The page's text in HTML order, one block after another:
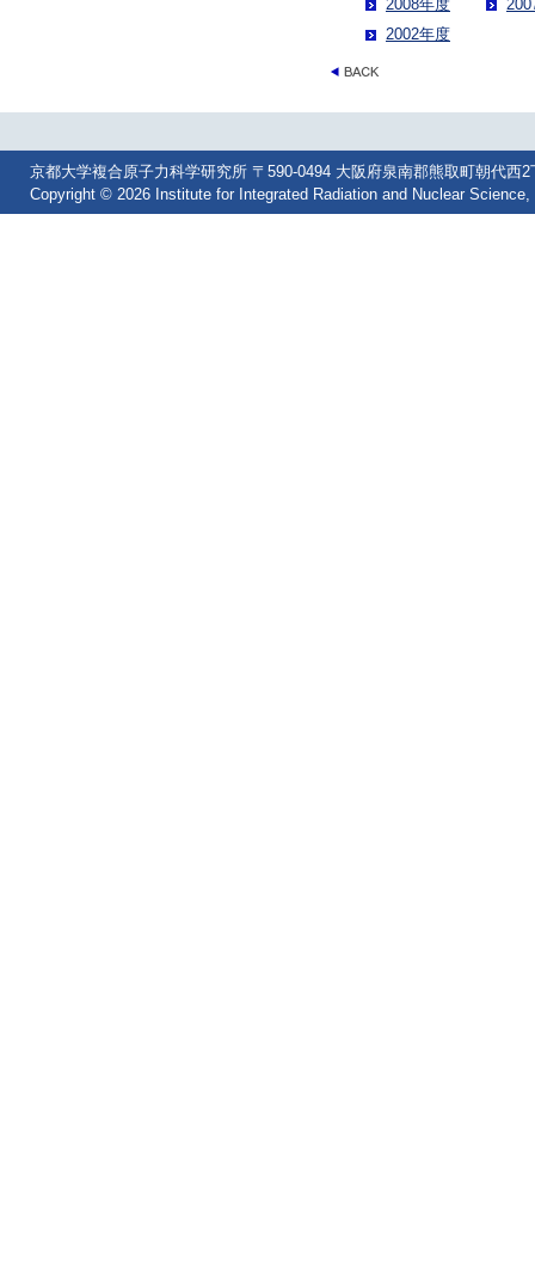
2008年度
2002年度
京都大学複合原子力科学研究所 〒590-0494 大阪府泉南郡熊取町朝代西
Copyright © 2026 Institute for Integrated Radiation and Nuclear